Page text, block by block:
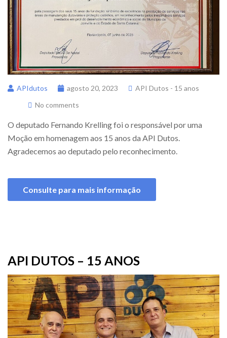
APIdutos agosto 20, 2023
API Dutos - 15 anos
No comments
O deputado Fernando Krelling foi o responsável por uma
Moção em homenagem aos 15 anos da API Dutos.
Agradecemos ao deputado pelo reconhecimento.
Consulte para mais informação
API DUTOS – 15 ANOS